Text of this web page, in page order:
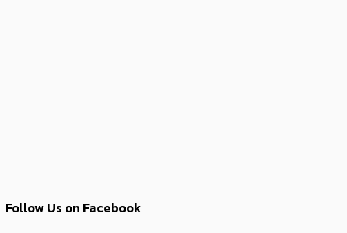
Follow Us on Facebook